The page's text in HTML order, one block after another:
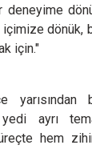
deneyime
dönük,
için."
yarısından
yedi ayrı
hem